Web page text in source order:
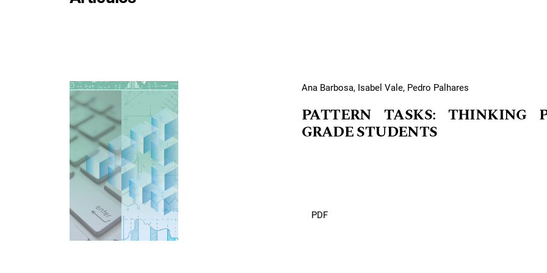
Ana Barbosa, Isabel Vale, Pedro Palhares
PATTERN TASKS: THINKING
GRADE STUDENTS
PDF